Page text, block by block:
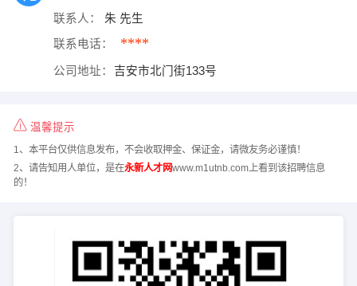
联系人： 朱 先生
联系电话： ****
公司地址： 吉安市北门街133号
温馨提示
1、本平台仅供信息发布，不会收取押金、保证金，请微友务必谨慎！
2、请告知用人单位，是在永新人才网www.m1utnb.com上看到该招聘信息
的！